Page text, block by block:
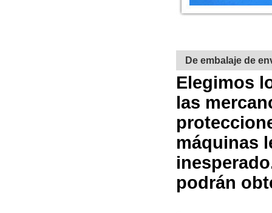
De embalaje de
Elegimos
las
máquinas
podrán